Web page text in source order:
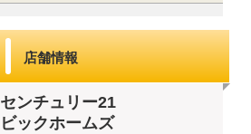
店舗情報
センチュリー21
ビックホームズ